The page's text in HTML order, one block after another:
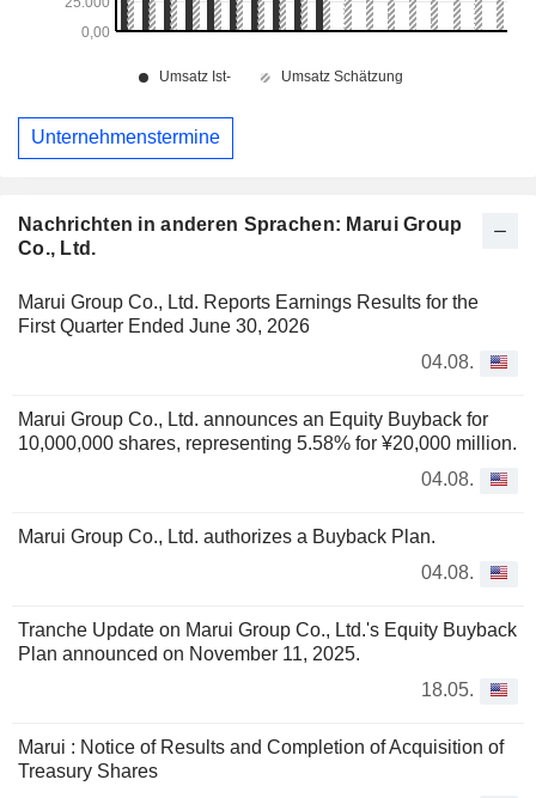
Nachrichten in anderen Sprachen: Marui Group
Co., Ltd.
Marui Group Co., Ltd. Reports Earnings Results for the
First Quarter Ended June 30, 2026
04.08.
Marui Group Co., Ltd. announces an Equity Buyback for
10,000,000 shares, representing 5.58% for ¥20,000 million.
04.08.
Marui Group Co., Ltd. authorizes a Buyback Plan.
04.08.
Tranche Update on Marui Group Co., Ltd.'s Equity Buyback
Plan announced on November 11, 2025.
18.05.
Marui : Notice of Results and Completion of Acquisition of
Treasury Shares
Unternehmenstermine